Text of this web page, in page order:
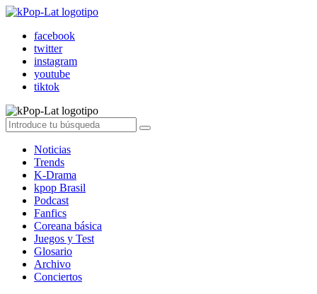
facebook
twitter
instagram
youtube
tiktok
Noticias
Trends
K-Drama
kpop Brasil
Podcast
Fanfics
Coreana básica
Juegos y Test
Glosario
Archivo
Conciertos